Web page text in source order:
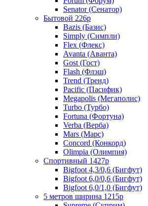
Senator (Сенатор)
Бытовой 226р
Bazis (Базис)
Simply (Симпли)
Flex (Флекс)
Avanta (Аванта)
Gost (Гост)
Flash (Флэш)
Trend (Тренд)
Pacific (Пасифик)
Megapolis (Мегаполис)
Turbo (Турбо)
Fortuna (Фортуна)
Verba (Верба)
Mars (Марс)
Concord (Конкорд)
Olimpia (Олимпия)
Спортивный 1427р
Bigfoot 4,3/0,6 (Бигфут)
Bigfoot 6,0/0,6 (Бигфут)
Bigfoot 6,0/1,0 (Бигфут)
5 метров ширина 1215р